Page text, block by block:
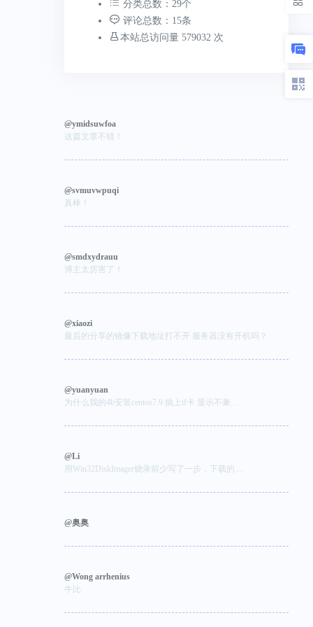
分类总数：29个
评论总数：15条
本站总访问量 579032 次
@ymidsuwfoa
这篇文章不错！
@svmuvwpuqi
真棒！
@smdxydrauu
博主太厉害了！
@xiaozi
最后的分享的镜像下载地址打不开 服务器没有开机吗？
@yuanyuan
为什么我的4b安装centos7.9 插上tf卡 显示不兼...
@Li
用Win32DiskImager烧录前少写了一步，下载的....
@奥奥
@Wong arrhenius
牛比